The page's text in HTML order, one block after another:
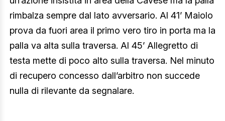
rimbalza sempre dal lato avversario. Al 41’ Maiolo
prova da fuori area il primo vero tiro in porta ma la
palla va alta sulla traversa. Al 45’ Allegretto di
testa mette di poco alto sulla traversa. Nel minuto
di recupero concesso dall’arbitro non succede
nulla di rilevante da segnalare.